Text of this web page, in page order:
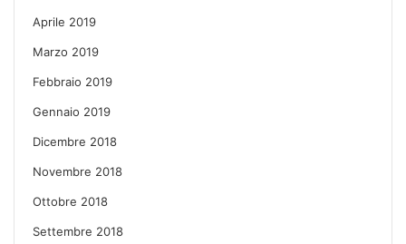
Aprile 2019
Marzo 2019
Febbraio 2019
Gennaio 2019
Dicembre 2018
Novembre 2018
Ottobre 2018
Settembre 2018